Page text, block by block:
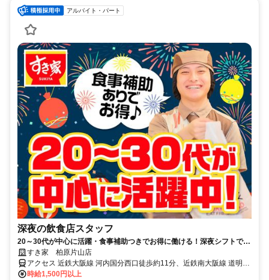
アルバイト・パート
深夜の飲食店スタッフ
20～30代が中心に活躍・食事補助つきでお得に働ける！深夜シフトで稼
ぎませんか◎
すき家 柏原片山店
アクセス 近鉄大阪線 河内国分西口徒歩約11分、近鉄南大阪線 道明寺
徒歩約15分、近鉄道明寺線 道明寺徒歩約15分 河内国分駅徒歩12分、
時給1,500円以上